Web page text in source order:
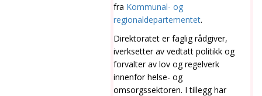
fra Kommunal- og
regionaldepartementet.
Direktoratet er faglig rådgiver,
iverksetter av vedtatt politikk og
forvalter av lov og regelverk
innenfor helse- og
omsorgssektoren. I tillegg har